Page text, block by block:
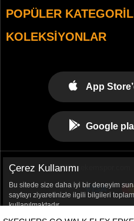
POPÜLER
KOLEKSIYONLAR
App
Google
© 2021 tekemspor.com.
Çerez Kullanımı
Bu sitede size daha iyi bir deneyim
sayfayı ziyaretinizle ilgili bilgileri
kullanılmaktadır.